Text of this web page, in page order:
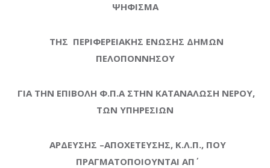
ΨΗΦΙΣΜΑ
ΤΗΣ ΠΕΡΙΦΕΡΕΙΑΚΗΣ ΕΝΩΣΗΣ ΔΗΜΩΝ
ΠΕΛΟΠΟΝΝΗΣΟΥ
ΓΙΑ ΤΗΝ ΕΠΙΒΟΛΗ Φ.Π.Α ΣΤΗΝ ΚΑΤΑΝΑΛΩΣΗ ΝΕΡΟΥ,
ΤΩΝ ΥΠΗΡΕΣΙΩΝ
ΑΡΔΕΥΣΗΣ –ΑΠΟΧΕΤΕΥΣΗΣ, Κ.Λ.Π., ΠΟΥ
ΠΡΑΓΜΑΤΟΠΟΙΟΥΝΤΑΙ ΑΠ΄